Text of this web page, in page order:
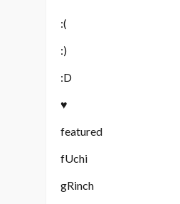
:(
:)
:D
♥
featured
fUchi
gRinch